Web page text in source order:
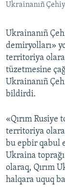
RFE/RS
Ukrainanıñ
Ukrainanıñ
demiryolları»
territoriya
tüzetmesine
Ukrainanıñ
bildirdi.
«Qırım Rusiye
territoriya
bu epbir qabul
Ukraina
olaraq, Qırım
halqara uquq